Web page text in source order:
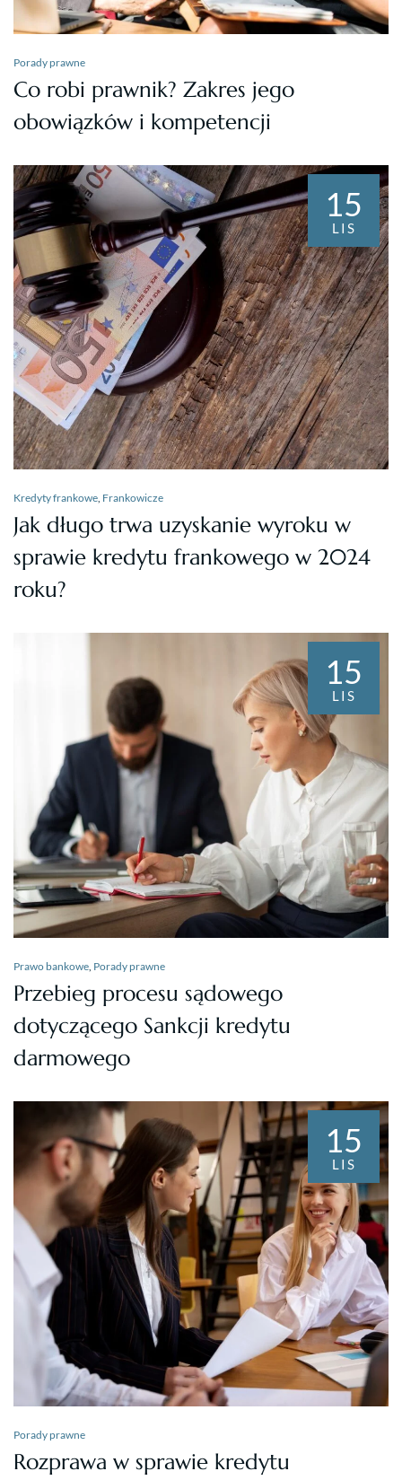
Porady prawne
Co robi prawnik? Zakres jego
obowiązków i kompetencji
15
LIS
Kredyty frankowe, Frankowicze
Jak długo trwa uzyskanie wyroku w
sprawie kredytu frankowego w 2024
roku?
15
LIS
Prawo bankowe, Porady prawne
Przebieg procesu sądowego
dotyczącego Sankcji kredytu
darmowego
15
LIS
Porady prawne
Rozprawa w sprawie kredytu